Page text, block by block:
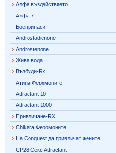
Алфа въздействието
Алфа 7
Боеприпаси
Androstadienone
Androstenone
Жива вода
Възбуди-Rx
Атина Феромоните
Attractant 10
Attractant 1000
Привличане-RX
Chikara Феромоните
На Conquest да привличат жените
CP28 Секс Attractant